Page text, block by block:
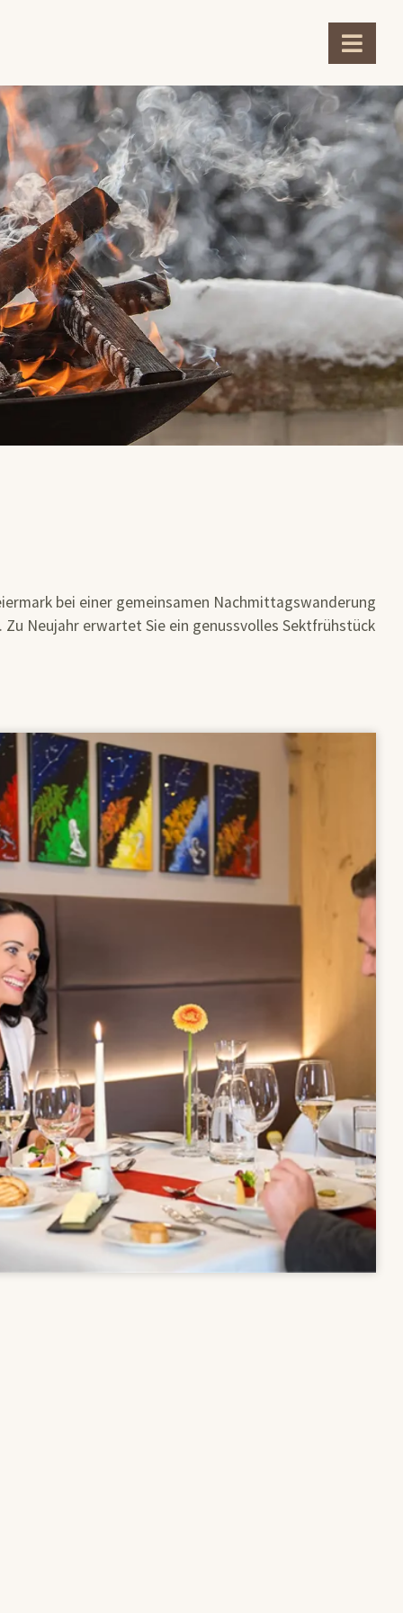
bei einer gemeinsamen Nachmittagswanderung
Neujahr erwartet Sie ein genussvolles Sektfrühstück